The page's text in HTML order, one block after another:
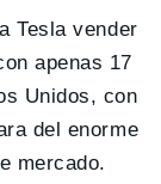
Tesla vender
apenas 17
Unidos, con
del enorme
mercado.